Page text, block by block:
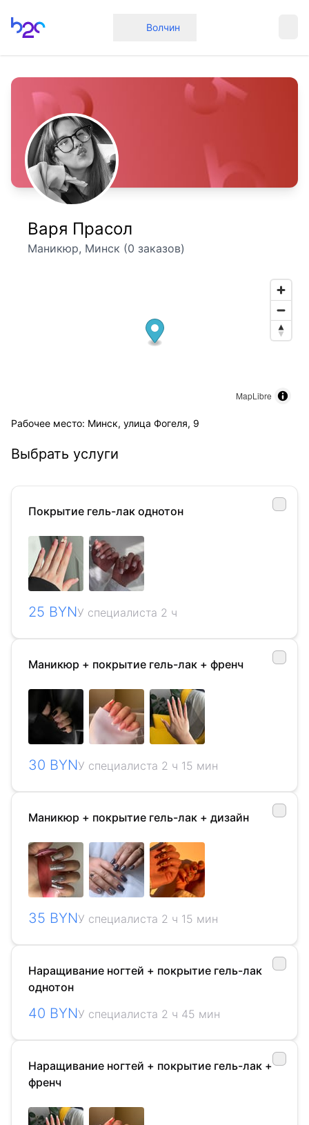
Главная Волчин
Варя Прасол
Маникюр, Минск (0 заказов)
MapLibre
Рабочее место: Минск, улица Фогеля, 9
Выбрать услуги
Покрытие гель-лак однотон
25 BYNУ специалиста 2 ч
Маникюр + покрытие гель-лак + френч
30 BYNУ специалиста 2 ч 15 мин
Маникюр + покрытие гель-лак + дизайн
35 BYNУ специалиста 2 ч 15 мин
Наращивание ногтей + покрытие гель-лак
однотон
40 BYNУ специалиста 2 ч 45 мин
Наращивание ногтей + покрытие гель-лак +
френч